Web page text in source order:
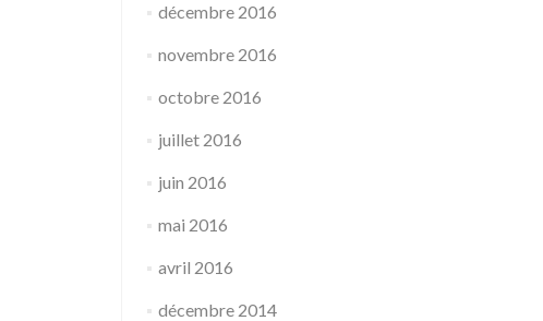
décembre 2016
novembre 2016
octobre 2016
juillet 2016
juin 2016
mai 2016
avril 2016
décembre 2014